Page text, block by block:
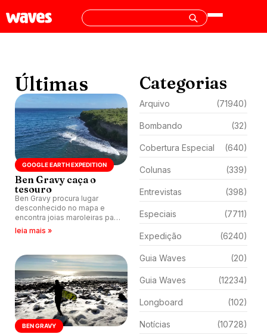
Últimas
GOOGLE EARTH EXPEDITION
Ben Gravy caça o
tesouro
Ben Gravy procura lugar
desconhecido no mapa e
encontra joias maroleiras para
direita em praia tropical.
leia mais »
BEN GRAVY
Categorias
Arquivo (71940)
Bombando (32)
Cobertura Especial (640)
Colunas (339)
Entrevistas (398)
Especiais (7711)
Expedição (6240)
Guia Waves (20)
Guia Waves (12234)
Longboard (102)
Notícias (10728)